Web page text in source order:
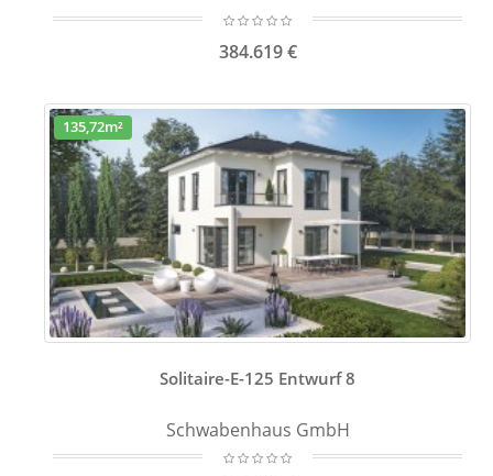
384.619 €
135,72m²
Solitaire-E-125 Entwurf 8
Schwabenhaus GmbH